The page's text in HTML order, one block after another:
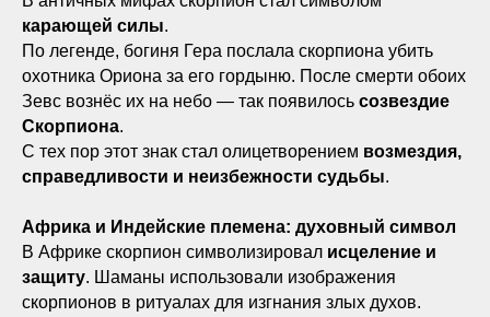
карающей силы.
По легенде, богиня Гера послала скорпиона убить
охотника Ориона за его гордыню. После смерти обоих
Зевс вознёс их на небо — так появилось созвездие
Скорпиона.
С тех пор этот знак стал олицетворением возмездия,
справедливости и неизбежности судьбы.
Африка и Индейские племена: духовный символ
В Африке скорпион символизировал исцеление и
защиту. Шаманы использовали изображения
скорпионов в ритуалах для изгнания злых духов.